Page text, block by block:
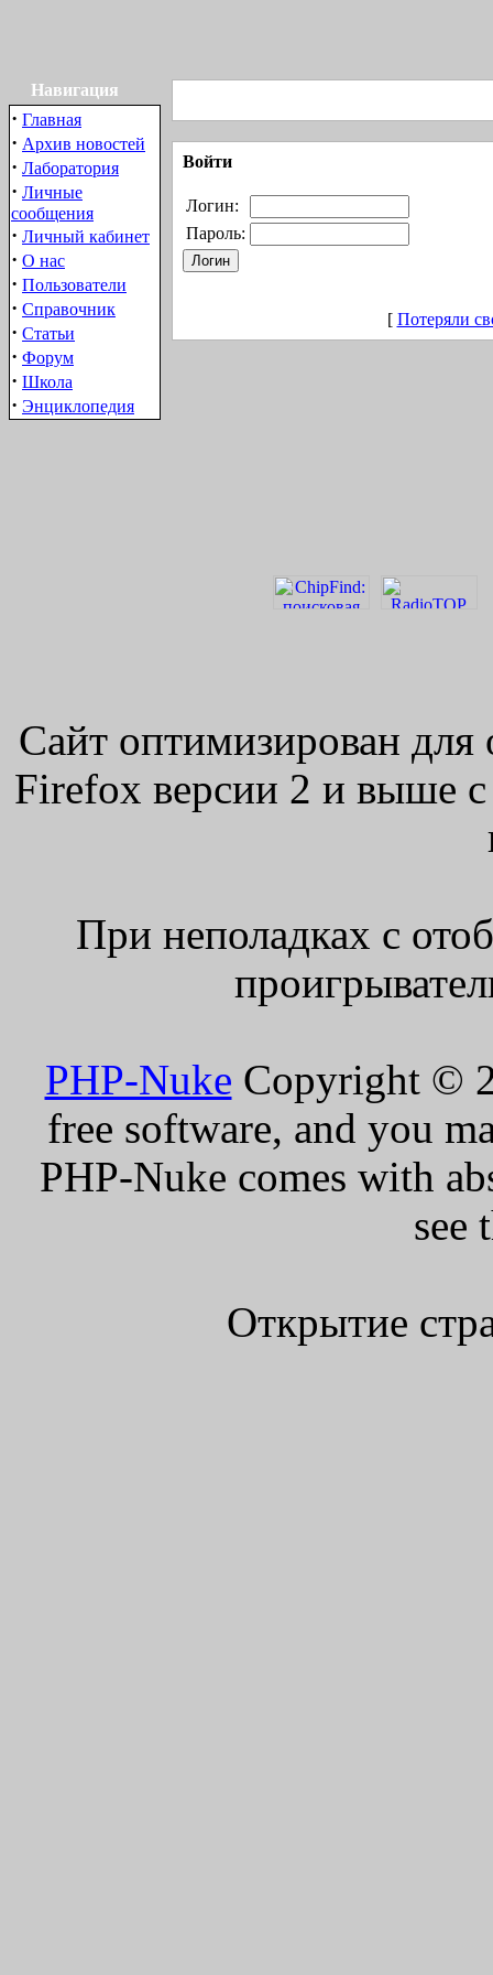
Навигация
· Главная
· Архив новостей
· Лаборатория
· Личные
сообщения
· Личный кабинет
· О нас
· Пользователи
· Справочник
· Статьи
· Форум
· Школа
· Энциклопедия
Войти
Логин:
Пароль:
[ Потеряли
Сайт оптимизирован для
Firefox версии 2 и выше
При неполадках с
PHP-Nuke Copyright ©
free software, and you
PHP-Nuke comes with
see
Открытие